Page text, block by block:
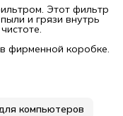
Этот фильтр
и грязи внутрь
фирменной коробке.
компьютеров